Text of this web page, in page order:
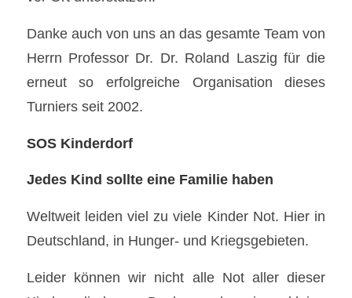
Danke auch von uns an das gesamte Team von
Herrn Professor Dr. Dr. Roland Laszig für die
erneut so erfolgreiche Organisation dieses
Turniers seit 2002.
SOS Kinderdorf
Jedes Kind sollte eine Familie haben
Weltweit leiden viel zu viele Kinder Not. Hier in
Deutschland, in Hunger- und Kriegsgebieten.
Leider können wir nicht alle Not aller dieser